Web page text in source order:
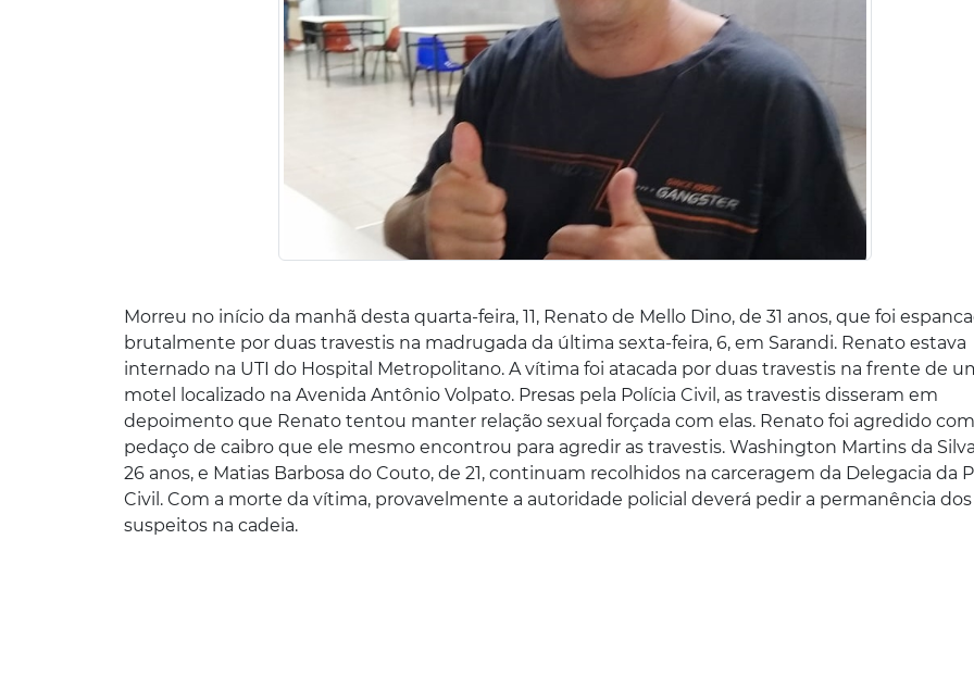
Morreu no início da manhã desta quarta-feira, 11, Renato de Mello Dino, de 31 anos, que foi
brutalmente por duas travestis na madrugada da última sexta-feira, 6, em Sarandi. Renato estava
internado na UTI do Hospital Metropolitano. A vítima foi atacada por duas travestis na frente de
motel localizado na Avenida Antônio Volpato. Presas pela Polícia Civil, as travestis disseram em
depoimento que Renato tentou manter relação sexual forçada com elas. Renato foi agredido com
pedaço de caibro que ele mesmo encontrou para agredir as travestis. Washington Martins da
26 anos, e Matias Barbosa do Couto, de 21, continuam recolhidos na carceragem da Delegacia da
Civil. Com a morte da vítima, provavelmente a autoridade policial deverá pedir a permanência dos
suspeitos na cadeia.